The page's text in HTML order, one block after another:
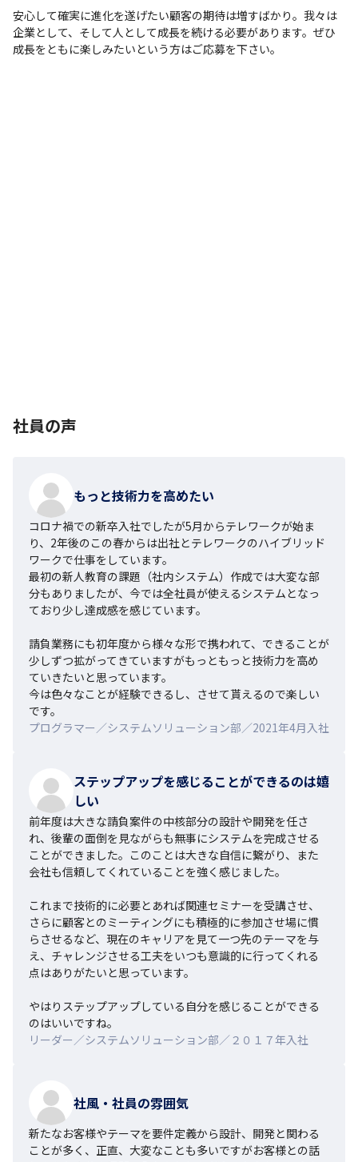
安心して確実に進化を遂げたい顧客の期待は増すばかり。我々は
企業として、そして人として成長を続ける必要があります。ぜひ
成長をともに楽しみたいという方はご応募を下さい。
社員の声
もっと技術力を高めたい
コロナ禍での新卒入社でしたが5月からテレワークが始ま
り、2年後のこの春からは出社とテレワークのハイブリッド
ワークで仕事をしています。
最初の新人教育の課題（社内システム）作成では大変な部
分もありましたが、今では全社員が使えるシステムとなっ
ており少し達成感を感じています。
請負業務にも初年度から様々な形で携われて、できることが
少しずつ拡がってきていますがもっともっと技術力を高め
ていきたいと思っています。
今は色々なことが経験できるし、させて貰えるので楽しい
です。
プログラマー／システムソリューション部／2021年4月入社
ステップアップを感じることができるのは嬉
しい
前年度は大きな請負案件の中核部分の設計や開発を任さ
れ、後輩の面倒を見ながらも無事にシステムを完成させる
ことができました。このことは大きな自信に繋がり、また
会社も信頼してくれていることを強く感じました。
これまで技術的に必要とあれば関連セミナーを受講させ、
さらに顧客とのミーティングにも積極的に参加させ場に慣
らさせるなど、現在のキャリアを見て一つ先のテーマを与
え、チャレンジさせる工夫をいつも意識的に行ってくれる
点はありがたいと思っています。
やはりステップアップしている自分を感じることができる
のはいいですね。
リーダー／システムソリューション部／２０１７年入社
社風・社員の雰囲気
新たなお客様やテーマを要件定義から設計、開発と関わる
ことが多く、正直、大変なことも多いですがお客様との話